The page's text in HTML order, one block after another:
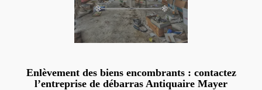
Enlèvement des biens encombrants : contactez
l’entreprise de débarras Antiquaire Mayer